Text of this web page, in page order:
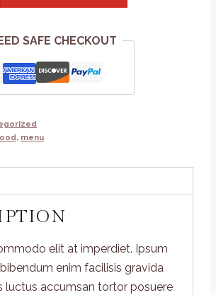
SAFE CHECKOUT
, menu
elit at imperdiet. Ipsum
enim facilisis gravida
luctus accumsan tortor posuere